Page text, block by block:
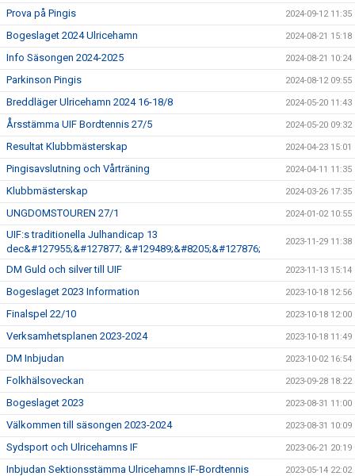
Prova på Pingis 2024-09-12 11:35
Bogeslaget 2024 Ulricehamn 2024-08-21 15:18
Info Säsongen 2024-2025 2024-08-21 10:24
Parkinson Pingis 2024-08-12 09:55
Breddläger Ulricehamn 2024 16-18/8 2024-05-20 11:43
Årsstämma UIF Bordtennis 27/5 2024-05-20 09:32
Resultat Klubbmästerskap 2024-04-23 15:01
Pingisavslutning och Vårträning 2024-04-11 11:35
Klubbmästerskap 2024-03-26 17:35
UNGDOMSTOUREN 27/1 2024-01-02 10:55
UIF:s traditionella Julhandicap 13
dec&#127955;&#127877; &#129489;&#8205;&#127876;
2023-11-29 11:38
DM Guld och silver till UIF 2023-11-13 15:14
Bogeslaget 2023 Information 2023-10-18 12:56
Finalspel 22/10 2023-10-18 12:00
Verksamhetsplanen 2023-2024 2023-10-18 11:49
DM Inbjudan 2023-10-02 16:54
Folkhälsoveckan 2023-09-28 18:22
Bogeslaget 2023 2023-08-31 11:00
Välkommen till säsongen 2023-2024 2023-08-31 10:09
Sydsport och Ulricehamns IF 2023-06-21 20:19
Inbjudan Sektionsstämma Ulricehamns IF-Bordtennis 2023-05-14 22:02